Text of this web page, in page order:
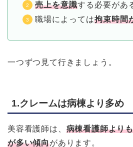
売上を意識する必要があ
職場によっては拘束時間
一つずつ見て行きましょう。
1.クレームは病棟より多め
美容看護師は、 病棟看護師より
が多い傾向があります。